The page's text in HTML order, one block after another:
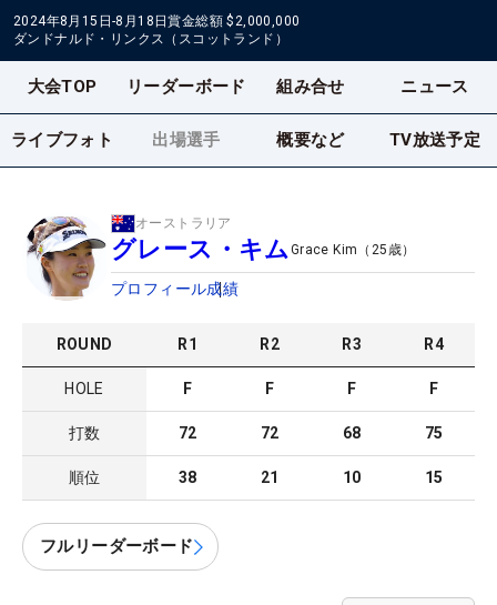
2024年8月15日-8月18日賞金総額 $2,000,000
ダンドナルド・リンクス（スコットランド）
大会TOP リーダーボード 組み合せ ニュース
ライブフォト 出場選手 概要など TV放送予定
オーストラリア
グレース・キム Grace Kim （ 25 歳）
プロフィール成績
ROUND R1 R2 R3 R4
HOLE F F F F
打数 72 72 68 75
順位 38 21 10 15
フルリーダーボード